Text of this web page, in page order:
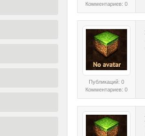
Комментариев: 0
Публикаций: 0
Комментариев: 0